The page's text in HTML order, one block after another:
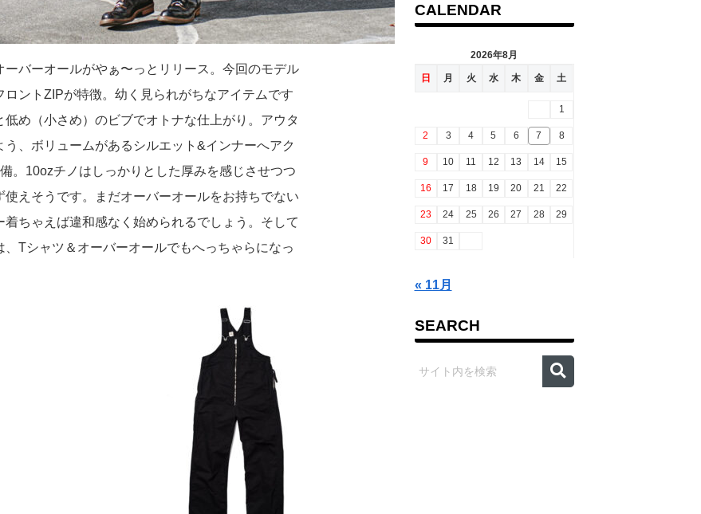
バーオールがやぁ〜っとリリース。今回のモデル
ロントZIPが特徴。幼く見られがちなアイテムです
め（小さめ）のビブでオトナな仕上がり。アウタ
、ボリュームがあるシルエット&インナーへアク
。10ozチノはしっかりとした厚みを感じさせつつ
使えそうです。まだオーバーオールをお持ちでない
ちゃえば違和感なく始められるでしょう。そして
Tシャツ＆オーバーオールでもへっちゃらになっ
CALENDAR
2026年8月
日 月 火 水 木 金 土
1
2 3 4 5 6 7 8
9 10 11 12 13 14 15
16 17 18 19 20 21 22
23 24 25 26 27 28 29
30 31
« 11月
SEARCH